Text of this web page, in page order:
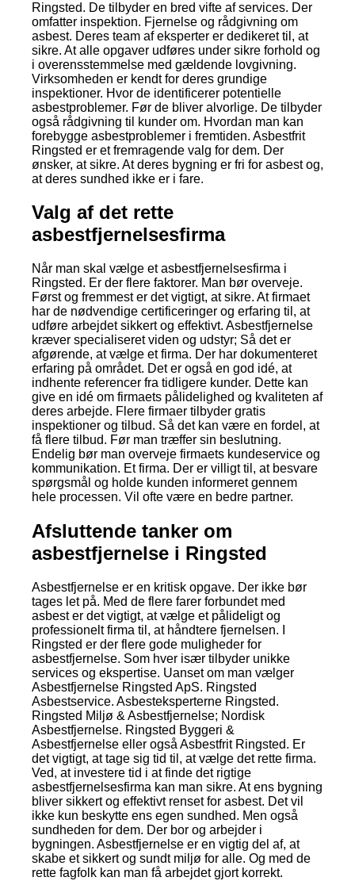
Ringsted. De tilbyder en bred vifte af services. Der
omfatter inspektion. Fjernelse og rådgivning om
asbest. Deres team af eksperter er dedikeret til, at
sikre. At alle opgaver udføres under sikre forhold og
i overensstemmelse med gældende lovgivning.
Virksomheden er kendt for deres grundige
inspektioner. Hvor de identificerer potentielle
asbestproblemer. Før de bliver alvorlige. De tilbyder
også rådgivning til kunder om. Hvordan man kan
forebygge asbestproblemer i fremtiden. Asbestfrit
Ringsted er et fremragende valg for dem. Der
ønsker, at sikre. At deres bygning er fri for asbest og,
at deres sundhed ikke er i fare.
Valg af det rette
asbestfjernelsesfirma
Når man skal vælge et asbestfjernelsesfirma i
Ringsted. Er der flere faktorer. Man bør overveje.
Først og fremmest er det vigtigt, at sikre. At firmaet
har de nødvendige certificeringer og erfaring til, at
udføre arbejdet sikkert og effektivt. Asbestfjernelse
kræver specialiseret viden og udstyr; Så det er
afgørende, at vælge et firma. Der har dokumenteret
erfaring på området. Det er også en god idé, at
indhente referencer fra tidligere kunder. Dette kan
give en idé om firmaets pålidelighed og kvaliteten af
deres arbejde. Flere firmaer tilbyder gratis
inspektioner og tilbud. Så det kan være en fordel, at
få flere tilbud. Før man træffer sin beslutning.
Endelig bør man overveje firmaets kundeservice og
kommunikation. Et firma. Der er villigt til, at besvare
spørgsmål og holde kunden informeret gennem
hele processen. Vil ofte være en bedre partner.
Afsluttende tanker om
asbestfjernelse i Ringsted
Asbestfjernelse er en kritisk opgave. Der ikke bør
tages let på. Med de flere farer forbundet med
asbest er det vigtigt, at vælge et pålideligt og
professionelt firma til, at håndtere fjernelsen. I
Ringsted er der flere gode muligheder for
asbestfjernelse. Som hver især tilbyder unikke
services og ekspertise. Uanset om man vælger
Asbestfjernelse Ringsted ApS. Ringsted
Asbestservice. Asbesteksperterne Ringsted.
Ringsted Miljø & Asbestfjernelse; Nordisk
Asbestfjernelse. Ringsted Byggeri &
Asbestfjernelse eller også Asbestfrit Ringsted. Er
det vigtigt, at tage sig tid til, at vælge det rette firma.
Ved, at investere tid i at finde det rigtige
asbestfjernelsesfirma kan man sikre. At ens bygning
bliver sikkert og effektivt renset for asbest. Det vil
ikke kun beskytte ens egen sundhed. Men også
sundheden for dem. Der bor og arbejder i
bygningen. Asbestfjernelse er en vigtig del af, at
skabe et sikkert og sundt miljø for alle. Og med de
rette fagfolk kan man få arbejdet gjort korrekt.